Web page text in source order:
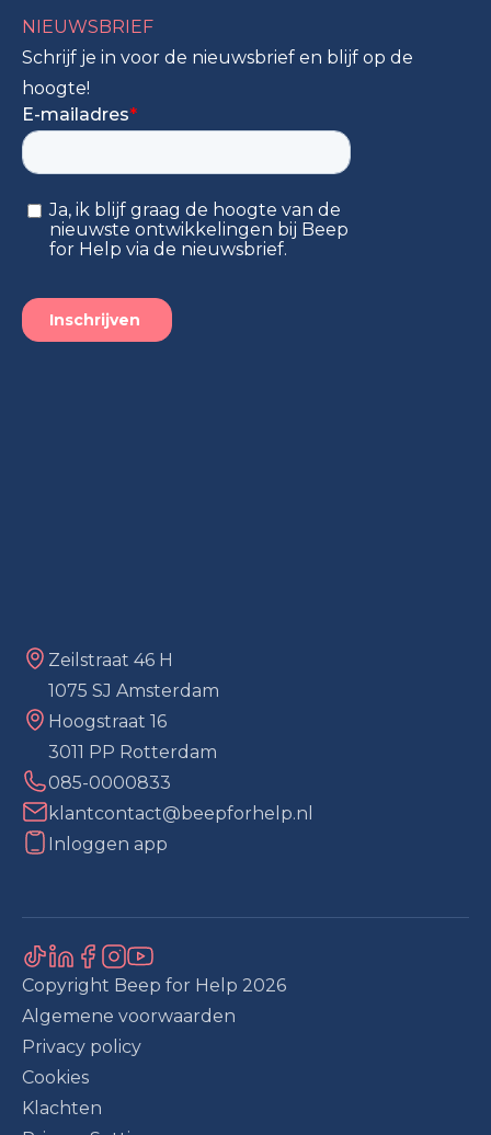
Zeilstraat 46 H
1075 SJ Amsterdam
Hoogstraat 16
3011 PP Rotterdam
085-0000833
klantcontact@beepforhelp.nl
Inloggen app
NIEUWSBRIEF
Schrijf je in voor de nieuwsbrief en blijf op de
hoogte!
Copyright Beep for Help 2026
Algemene voorwaarden
Privacy policy
Cookies
Klachten